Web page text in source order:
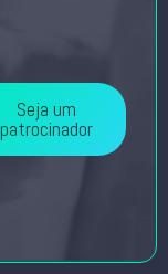
Seja um
patrocinador